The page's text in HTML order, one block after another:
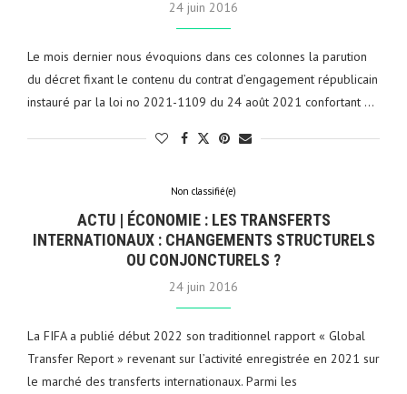
24 juin 2016
Le mois dernier nous évoquions dans ces colonnes la parution
du décret fixant le contenu du contrat d’engagement républicain
instauré par la loi no 2021-1109 du 24 août 2021 confortant …
Non classifié(e)
ACTU | ÉCONOMIE : LES TRANSFERTS
INTERNATIONAUX : CHANGEMENTS STRUCTURELS
OU CONJONCTURELS ?
24 juin 2016
La FIFA a publié début 2022 son traditionnel rapport « Global
Transfer Report » revenant sur l’activité enregistrée en 2021 sur
le marché des transferts internationaux. Parmi les